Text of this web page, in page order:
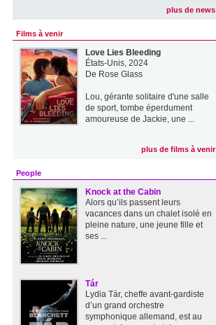
plus de news
Films à venir
Love Lies Bleeding
États-Unis, 2024
De Rose Glass
Lou, gérante solitaire d'une salle
de sport, tombe éperdument
amoureuse de Jackie, une ...
plus de films à venir
People
Knock at the Cabin
Alors qu’ils passent leurs
vacances dans un chalet isolé en
pleine nature, une jeune fille et
ses ...
Tár
Lydia Tár, cheffe avant-gardiste
d’un grand orchestre
symphonique allemand, est au